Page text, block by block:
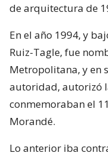
de arquitectura de
En el año 1994, y
Ruiz-Tagle, fue
Metropolitana, y en
autoridad, autorizó
conmemoraban el
Morandé.
Lo anterior iba